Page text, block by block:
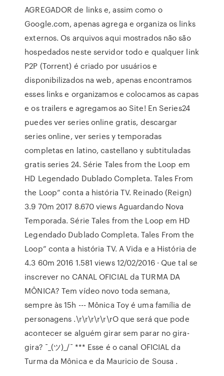
AGREGADOR de links e, assim como o
Google.com, apenas agrega e organiza os links
externos. Os arquivos aqui mostrados não são
hospedados neste servidor todo e qualquer link
P2P (Torrent) é criado por usuários e
disponibilizados na web, apenas encontramos
esses links e organizamos e colocamos as capas
e os trailers e agregamos ao Site! En Series24
puedes ver series online gratis, descargar
series online, ver series y temporadas
completas en latino, castellano y subtituladas
gratis series 24. Série Tales from the Loop em
HD Legendado Dublado Completa. Tales From
the Loop” conta a história TV. Reinado (Reign)
3.9 70m 2017 8.670 views Aguardando Nova
Temporada. Série Tales from the Loop em HD
Legendado Dublado Completa. Tales From the
Loop” conta a história TV. A Vida e a História de
4.3 60m 2016 1.581 views 12/02/2016 · Que tal se
inscrever no CANAL OFICIAL da TURMA DA
MÔNICA? Tem vídeo novo toda semana,
sempre às 15h --- Mônica Toy é uma família de
personagens .\r\r\r\r\r\rO que será que pode
acontecer se alguém girar sem parar no gira-
gira? ¯_(ツ)_/¯ *** Esse é o canal OFICIAL da
Turma da Mônica e da Mauricio de Sousa .